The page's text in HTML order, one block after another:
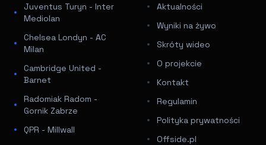
Juventus Turyn - Inter
Mediolan
Chelsea Londyn - AC
Milan
Cambridge United -
Barnet
Radomiak Radom -
Gornik Zabrze
QPR - Millwall
Aktualności
Wyniki na żywo
Skróty wideo
O projekcie
Kontakt
Regulamin
Polityka prywatności
Offside.pl